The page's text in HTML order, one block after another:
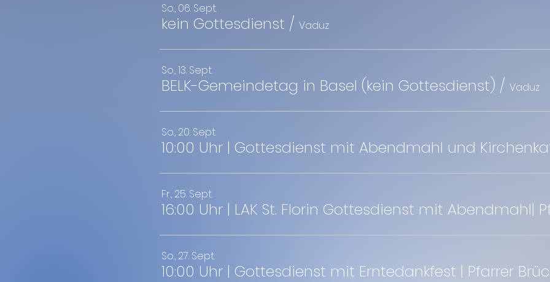
So., 06. Sept.
kein Gottesdienst / Vaduz
So., 13. Sept.
BELK-Gemeindetag in Basel (kein Gottesdienst) / Vaduz
So., 20. Sept.
Fr., 25. Sept.
So., 27. Sept.
10:00 Uhr | Gottesdienst mit Erntedankfest | Pfarrer